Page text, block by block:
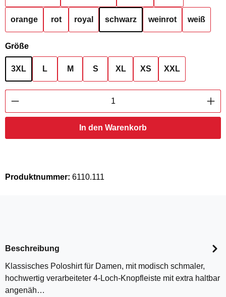
orange rot royal schwarz weinrot weiß
Größeauswählen
3XL L M S XL XS XXL
Produkt Anzahl: Gib den gewünschten
In den Warenkorb
Produktnummer: 6110.111
Beschreibung
Klassisches Poloshirt für Damen, mit modisch schmaler,
hochwertig verarbeiteter 4-Loch-Knopfleiste mit extra haltbar
angenäh…